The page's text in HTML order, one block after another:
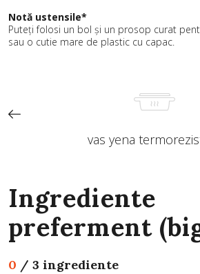
Notă ustensile*
Puteți folosi un bol și un prosop curat
sau o cutie mare de plastic cu capac.
vas yena
Ingrediente
preferment
0 / 3 ingrediente